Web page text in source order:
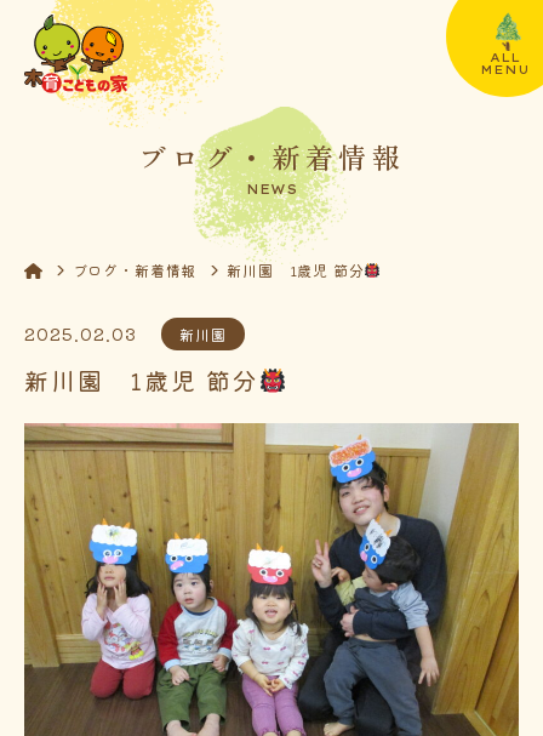
ALL
MENU
ブログ・新着情報
NEWS
ブログ・新着情報 新川園 1歳児 節分
2025.02.03 新川園
新川園 1歳児 節分